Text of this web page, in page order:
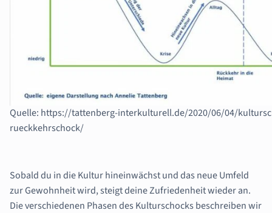
Quelle: https://tattenberg-interkulturell.de/2020/06/04/
rueckkehrschock/
Sobald du in die Kultur hineinwächst und das neue Umfeld
zur Gewohnheit wird, steigt deine Zufriedenheit wieder an.
Die verschiedenen Phasen des Kulturschocks beschreiben wir